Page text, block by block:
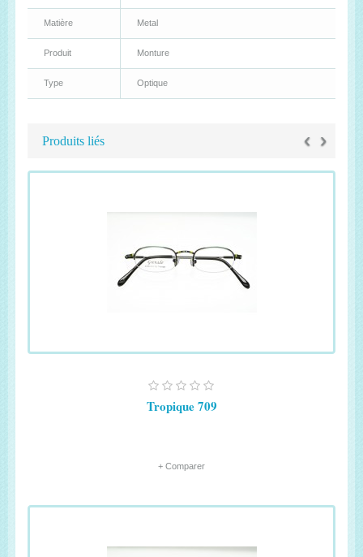
Matière Metal
Produit Monture
Type Optique
Produits liés ‹ ›
Tropique 709
+ Comparer